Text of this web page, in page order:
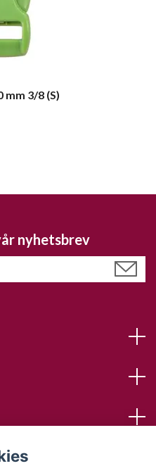
3/8 (S)
nyhetsbrev